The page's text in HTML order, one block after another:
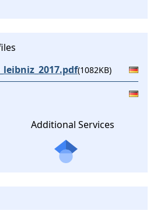
(1082KB)
Additional Services